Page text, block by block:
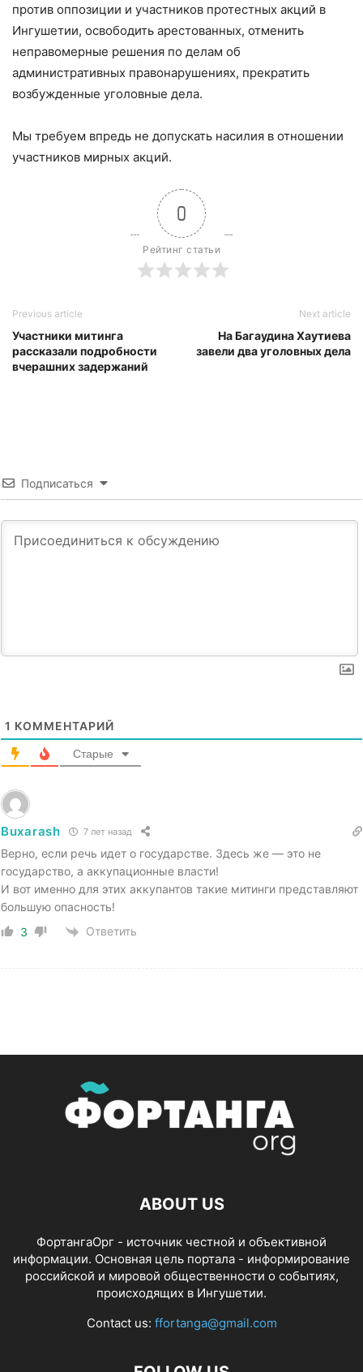
против оппозиции и участников протестных акций в
Ингушетии, освободить арестованных, отменить
неправомерные решения по делам об
административных правонарушениях, прекратить
возбужденные уголовные дела.
Мы требуем впредь не допускать насилия в отношении
участников мирных акций.
0
Рейтинг статьи
Previous article
Участники митинга
рассказали подробности
вчерашних задержаний
Next article
На Багаудина Хаутиева
завели два уголовных дела
Подписаться
1 КОММЕНТАРИЙ
Старые
Buxarash 7 лет назад
Верно, если речь идет о государстве. Здесь же — это не
государство, а аккупационные власти!
И вот именно для этих аккупантов такие митинги представляют
большую опасность!
3
Ответить
ABOUT US
ФортангаОрг - источник честной и объективной
информации. Основная цель портала - информирование
российской и мировой общественности о событиях,
происходящих в Ингушетии.
Contact us: ffortanga@gmail.com